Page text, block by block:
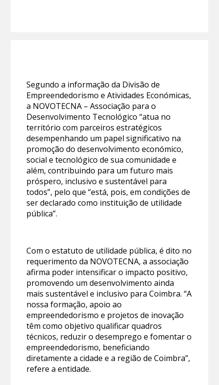
Segundo a informação da Divisão de
Empreendedorismo e Atividades Económicas,
a NOVOTECNA – Associação para o
Desenvolvimento Tecnológico “atua no
território com parceiros estratégicos
desempenhando um papel significativo na
promoção do desenvolvimento económico,
social e tecnológico de sua comunidade e
além, contribuindo para um futuro mais
próspero, inclusivo e sustentável para
todos”, pelo que “está, pois, em condições de
ser declarado como instituição de utilidade
pública”.
Com o estatuto de utilidade pública, é dito no
requerimento da NOVOTECNA, a associação
afirma poder intensificar o impacto positivo,
promovendo um desenvolvimento ainda
mais sustentável e inclusivo para Coimbra. “A
nossa formação, apoio ao
empreendedorismo e projetos de inovação
têm como objetivo qualificar quadros
técnicos, reduzir o desemprego e fomentar o
empreendedorismo, beneficiando
diretamente a cidade e a região de Coimbra”,
refere a entidade.